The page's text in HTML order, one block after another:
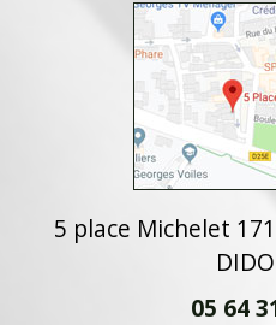
5 place Michelet
05 64